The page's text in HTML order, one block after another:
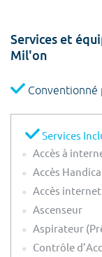
Services et
Mil'on
Conventionné
Services
Accès à
Accès
Accès
Ascenseur
Aspirateur
Contrôle